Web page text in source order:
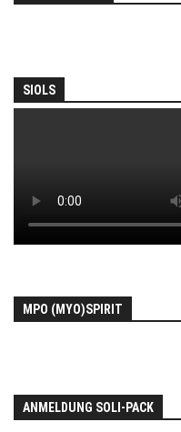
SIOLS
MPO (MYO)SPIRIT
ANMELDUNG SOLI-PACK